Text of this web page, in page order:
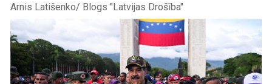
Arnis Latišenko/ Blogs "Latvijas Drošība"